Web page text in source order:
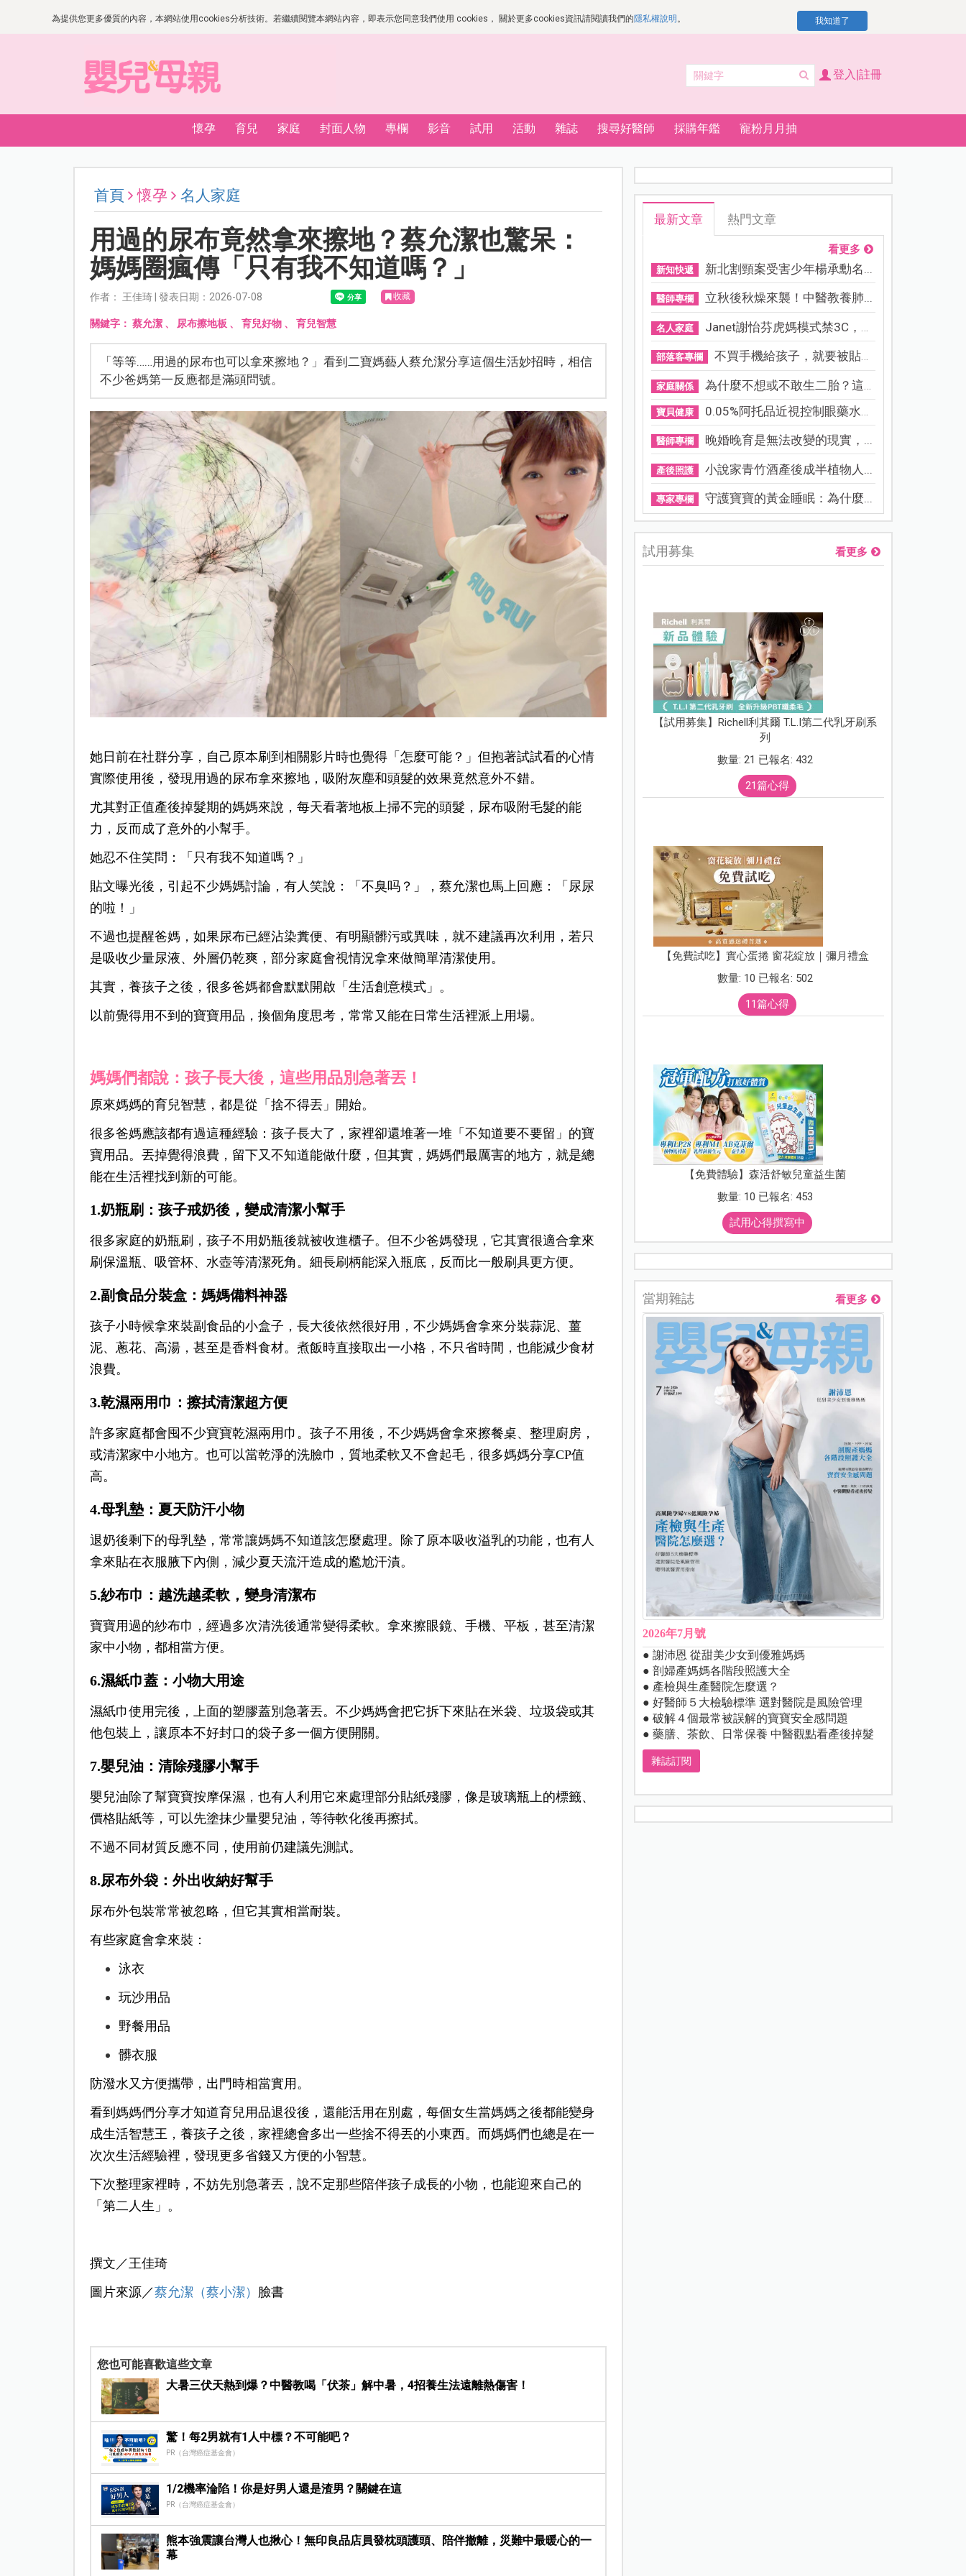
為提供您更多優質的內容，本網站使用cookies分析技術。若繼續閱覽本網站內容，即表示您同意我們使用 cookies， 關於更多cookies資訊請閱讀我們的隱私權說明 。 我知道了
登入|註冊
懷孕 育兒 家庭 封面人物 專欄 影音 試用 活動 雜誌 搜尋好醫師 採購年鑑 寵粉月月抽
首頁 懷孕 名人家庭
用過的尿布竟然拿來擦地？蔡允潔也驚呆：
媽媽圈瘋傳「只有我不知道嗎？」
作者： 王佳琦 | 發表日期：2026-07-08 收藏
關鍵字： 蔡允潔、 尿布擦地板 、 育兒好物、 育兒智慧
「等等……用過的尿布也可以拿來擦地？」看到二寶媽藝人蔡允潔分享這個生活妙招時，相信
不少爸媽第一反應都是滿頭問號。
她日前在社群分享，自己原本刷到相關影片時也覺得「怎麼可能？」但抱著試試看的心情
實際使用後，發現用過的尿布拿來擦地，吸附灰塵和頭髮的效果竟然意外不錯。
尤其對正值產後掉髮期的媽媽來說，每天看著地板上掃不完的頭髮，尿布吸附毛髮的能
力，反而成了意外的小幫手。
她忍不住笑問：「只有我不知道嗎？」
貼文曝光後，引起不少媽媽討論， 有人笑說：「不臭吗？」，蔡允潔也馬上回應：「尿尿
的啦！」
不過也提醒爸媽，如果尿布已經沾染糞便、有明顯髒污或異味，就不建議再次利用，若只
是吸收少量尿液、外層仍乾爽，部分家庭會視情況拿來做簡單清潔使用。
其實，養孩子之後，很多爸媽都會默默開啟「生活創意模式」。
以前覺得用不到的寶寶用品，換個角度思考，常常又能在日常生活裡派上用場。
媽媽們都說：孩子長大後，這些用品別急著丟！
原來媽媽的育兒智慧，都是從「捨不得丟」開始。
很多爸媽應該都有過這種經驗：孩子長大了，家裡卻還堆著一堆「不知道要不要留」的寶
寶用品。 丟掉覺得浪費，留下又不知道能做什麼， 但其實，媽媽們最厲害的地方，就是總
能在生活裡找到新的可能。
1.奶瓶刷：孩子戒奶後，變成清潔小幫手
很多家庭的奶瓶刷，孩子不用奶瓶後就被收進櫃子。 但不少爸媽發現，它其實很適合拿來
刷保溫瓶、吸管杯、水壺等清潔死角。 細長刷柄能深入瓶底，反而比一般刷具更方便。
2.副食品分裝盒：媽媽備料神器
孩子小時候拿來裝副食品的小盒子，長大後依然很好用， 不少媽媽會拿來分裝蒜泥、薑
泥、蔥花、高湯，甚至是香料食材。 煮飯時直接取出一小格，不只省時間，也能減少食材
浪費。
3.乾濕兩用巾：擦拭清潔超方便
許多家庭都會囤不少寶寶乾濕兩用巾。 孩子不用後，不少媽媽會拿來擦餐桌、整理廚房，
或清潔家中小地方。也可以當乾淨的洗臉巾，質地柔軟又不會起毛，很多媽媽分享CP值
高。
4.母乳墊：夏天防汗小物
退奶後剩下的母乳墊，常常讓媽媽不知道該怎麼處理。
除了原本吸收溢乳的功能，也有人
拿來貼在衣服腋下內側，減少夏天流汗造成的尷尬汗漬。
5.紗布巾：越洗越柔軟，變身清潔布
寶寶用過的紗布巾，經過多次清洗後通常變得柔軟。 拿來擦眼鏡、手機、平板，甚至清潔
家中小物，都相當方便。
6.濕紙巾蓋：小物大用途
濕紙巾使用完後，上面的塑膠蓋別急著丟。 不少媽媽會把它拆下來貼在米袋、垃圾袋或其
他包裝上，讓原本不好封口的袋子多一個方便開關。
7.嬰兒油：清除殘膠小幫手
嬰兒油除了幫寶寶按摩保濕，也有人利用它來處理部分貼紙殘膠， 像是玻璃瓶上的標籤、
價格貼紙等，可以先塗抹少量嬰兒油，等待軟化後再擦拭。
不過不同材質反應不同，使用前仍建議先測試。
8.尿布外袋：外出收納好幫手
尿布外包裝常常被忽略，但它其實相當耐裝。
有些家庭會拿來裝：
泳衣
玩沙用品
野餐用品
髒衣服
防潑水又方便攜帶，出門時相當實用。
看到媽媽們分享才知道育兒用品退役後，還能活用在別處，每個女生當媽媽之後都能變身
成生活智慧王， 養孩子之後，家裡總會多出一些捨不得丟的小東西。 而媽媽們也總是在一
次次生活經驗裡，發現更多省錢又方便的小智慧。
下次整理家裡時，不妨先別急著丟，說不定那些陪伴孩子成長的小物，也能迎來自己的
「第二人生」。
撰文／王佳琦
圖片來源／蔡允潔（蔡小潔） 臉書
您也可能喜歡這些文章
大暑三伏天熱到爆？中醫教喝「伏茶」解中暑，4招養生法遠離熱傷害！
驚！每2男就有1人中標？不可能吧？
PR（台灣癌症基金會）
1/2機率淪陷！你是好男人還是渣男？關鍵在這
PR（台灣癌症基金會）
熊本強震讓台灣人也揪心！無印良品店員發枕頭護頭、陪伴撤離，災難中最暖心的一
幕
最新文章 熱門文章
看更多
新知快遞 新北割頸案受害少年楊承勳名...
醫師專欄 立秋後秋燥來襲！中醫教養肺...
名人家庭 Janet謝怡芬虎媽模式禁3C，看...
部落客專欄 不買手機給孩子，就要被貼「...
家庭關係 為什麼不想或不敢生二胎？這8...
寶貝健康 0.05%阿托品近視控制眼藥水納...
醫師專欄 晚婚晚育是無法改變的現實，...
產後照護 小說家青竹酒產後成半植物人...
專家專欄 守護寶寶的黃金睡眠：為什麼...
試用募集 看更多
【試用募集】Richell利其爾 T.L.I第二代乳牙刷系
列
數量: 21 已報名: 432
21篇心得
【免費試吃】實心蛋捲 窗花綻放｜彌月禮盒
數量: 10 已報名: 502
11篇心得
【免費體驗】森活舒敏兒童益生菌
數量: 10 已報名: 453
試用心得撰寫中
當期雜誌 看更多
2026年7月號
● 謝沛恩 從甜美少女到優雅媽媽
● 剖婦產媽媽各階段照護大全
● 產檢與生產醫院怎麼選？
● 好醫師５大檢驗標準 選對醫院是風險管理
● 破解４個最常被誤解的寶寶安全感問題
● 藥膳、茶飲、日常保養 中醫觀點看產後掉髮
雜誌訂閱